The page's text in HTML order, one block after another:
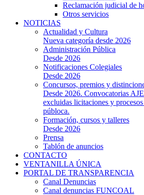
Reclamación judicial de
Otros servicios
NOTICIAS
Actualidad y Cultura
Nueva categoría desde 2026
Administración Pública
Desde 2026
Notificaciones Colegiales
Desde 2026
Concursos, premios y
Desde 2026. Convocatorias
excluidas licitaciones y
públoca.
Formación, cursos y talleres
Desde 2026
Prensa
Tablón de anuncios
CONTACTO
VENTANILLA ÚNICA
PORTAL DE TRANSPARENCIA
Canal Denuncias
Canal denuncias FUNCOAL